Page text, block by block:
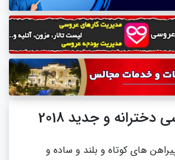
و جدید 2018
های کوتاه و بلند و ساده و